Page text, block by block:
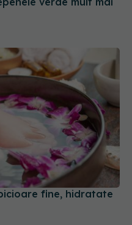
fine, hidratate